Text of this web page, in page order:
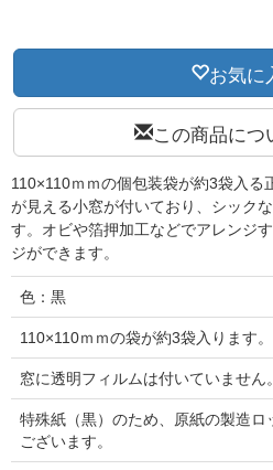
お気に
この商品につ
110×110ｍｍの個包装袋が約3袋入る
が見える小窓が付いており、シック
す。オビや箔押加工などでアレンジ
ジができます。
色：黒
110×110ｍｍの袋が約3袋入ります。
窓に透明フィルムは付いていません。
特殊紙（黒）のため、原紙の製造
ございます。